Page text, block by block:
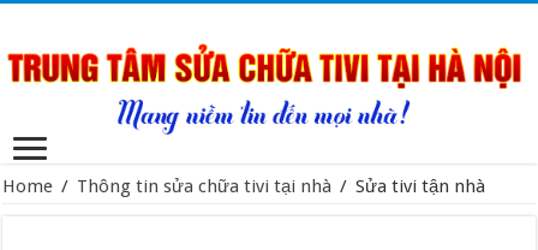
Home / Thông tin sửa chữa tivi tại nhà / Sửa tivi tận nhà